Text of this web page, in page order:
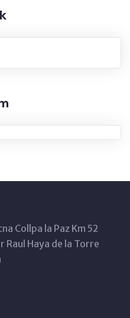
Collpa la Paz Km 52
Raul Haya de la Torre